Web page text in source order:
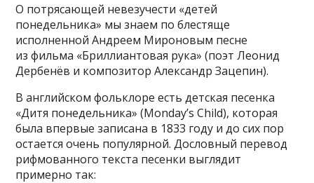
О потрясающей невезучести «детей
понедельника» мы знаем по блестяще
исполненной Андреем Мироновым песне
из фильма «Бриллиантовая рука» (поэт Леонид
Дербенёв и композитор Александр Зацепин).
В английском фольклоре есть детская песенка
«Дитя понедельника» (Monday’s Child), которая
была впервые записана в 1833 году и до сих пор
остается очень популярной. Дословный перевод
рифмованного текста песенки выглядит
примерно так: